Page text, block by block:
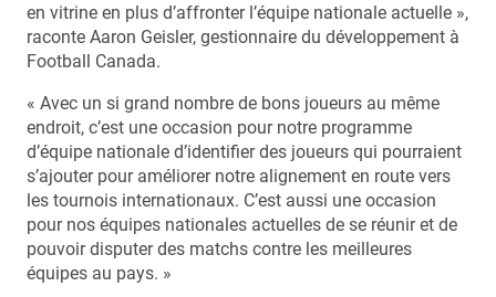
en vitrine en plus d’affronter l’équipe nationale actuelle »,
raconte Aaron Geisler, gestionnaire du développement à
Football Canada.
« Avec un si grand nombre de bons joueurs au même
endroit, c’est une occasion pour notre programme
d’équipe nationale d’identifier des joueurs qui pourraient
s’ajouter pour améliorer notre alignement en route vers
les tournois internationaux. C’est aussi une occasion
pour nos équipes nationales actuelles de se réunir et de
pouvoir disputer des matchs contre les meilleures
équipes au pays. »